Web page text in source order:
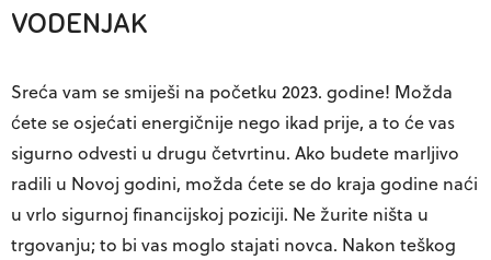
VODENJAK
Sreća vam se smiješi na početku 2023. godine! Možda
ćete se osjećati energičnije nego ikad prije, a to će vas
sigurno odvesti u drugu četvrtinu. Ako budete marljivo
radili u Novoj godini, možda ćete se do kraja godine naći
u vrlo sigurnoj financijskoj poziciji. Ne žurite ništa u
trgovanju; to bi vas moglo stajati novca. Nakon teškog